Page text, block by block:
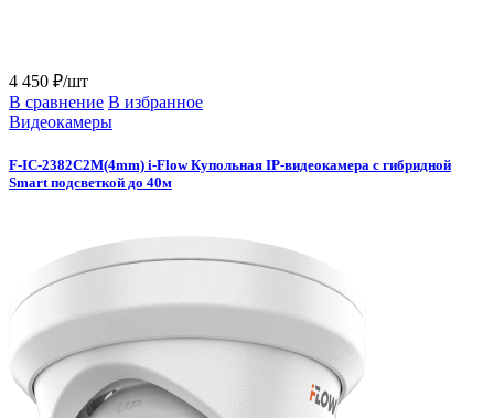
4 450 ₽/шт
В сравнение В избранное
Видеокамеры
F-IC-2382C2M(4mm) i-Flow Купольная IP-видеокамера с гибридной
Smart подсветкой до 40м